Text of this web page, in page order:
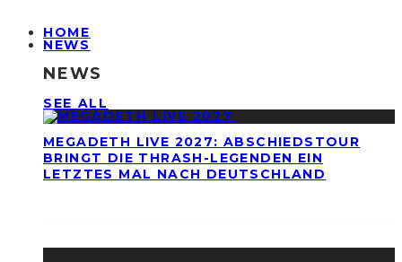
HOME
NEWS
NEWS
SEE ALL
MEGADETH LIVE 2027: ABSCHIEDSTOUR
BRINGT DIE THRASH-LEGENDEN EIN
LETZTES MAL NACH DEUTSCHLAND